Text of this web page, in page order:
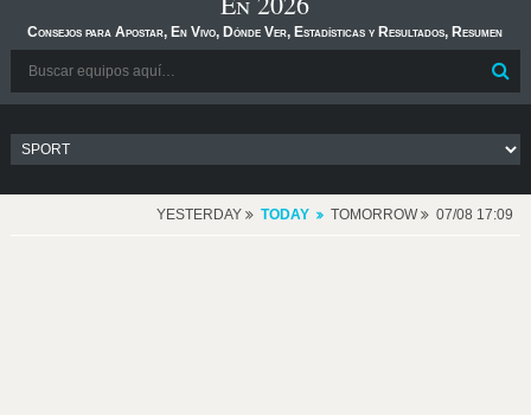
Consejos para Apostar, En Vivo, Dónde Ver, Estadísticas y Resultados, Resumen
YESTERDAY TODAY TOMORROW 07/08 17:09